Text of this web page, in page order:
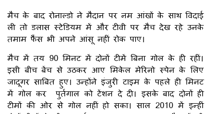
मैच के बाद रोनाल्डो ने मैदान पर नम आंखों के साथ विदाई
ली तो डलास स्टेडियम में और टीवी पर मैच देख रहे उनके
तमाम फैंस भी अपने आंसू नहीं रोक पाए।
मैच में तय 90 मिनट में दोनों टीमें बिना गोल के ही रहीं।
इसी बीच बेंच से उठकर आए मिकेल मेरिनो स्पेन के लिए
जादूगर साबित हुए। उन्होंने इंजुरी टाइम के पहले ही मिनट
में गोल कर पुर्तगाल को टेंशन दे दी। इसके बाद दोनों ही
टीमों की ओर से गोल नहीं हो सका। साल 2010 में इन्हीं